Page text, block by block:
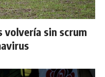
volvería sin scrum